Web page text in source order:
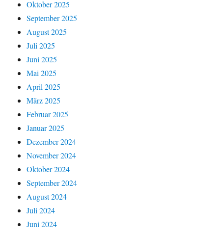
Oktober 2025
September 2025
August 2025
Juli 2025
Juni 2025
Mai 2025
April 2025
März 2025
Februar 2025
Januar 2025
Dezember 2024
November 2024
Oktober 2024
September 2024
August 2024
Juli 2024
Juni 2024